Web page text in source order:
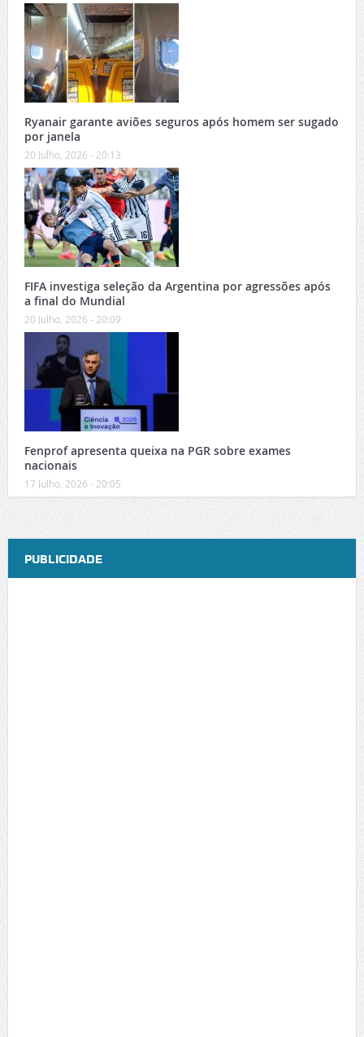
Ryanair garante aviões seguros após homem ser sugado
por janela
20 Julho, 2026 - 20:13
FIFA investiga seleção da Argentina por agressões após
a final do Mundial
20 Julho, 2026 - 20:09
Fenprof apresenta queixa na PGR sobre exames
nacionais
17 Julho, 2026 - 20:05
PUBLICIDADE